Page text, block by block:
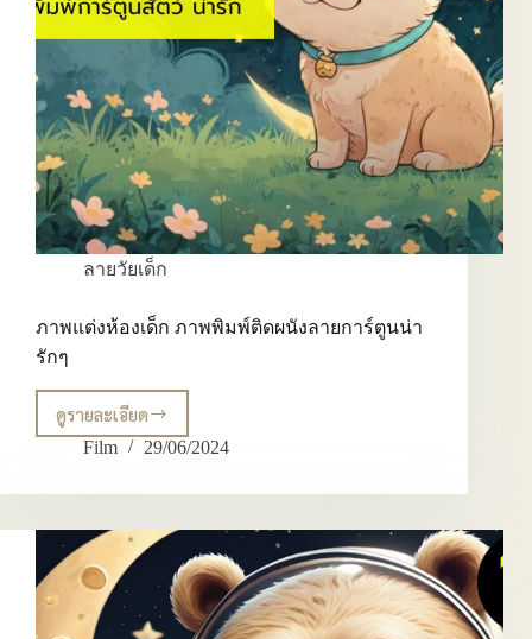
ลายวัยเด็ก
ภาพแต่งห้องเด็ก ภาพพิมพ์ติดผนังลายการ์ตูนน่า
รักๆ
ดูรายละเอียด
ภาพ
แต่ง
เด็ก
พิมพ์
ติด
ผนัง
ลาย
การ์ตูน
Film 29/06/2024